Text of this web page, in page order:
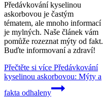
Předávkování kyselinou
askorbovou je častým
tématem, ale mnoho informací
je mylných. Naše článek vám
pomůže rozeznat mýty od fakt.
Buďte informovaní a zdraví!
Přečtěte si více Předávkování
kyselinou askorbovou: Mýty a
fakta odhaleny